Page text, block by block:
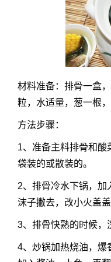
材料准备：排骨一盒
粒，水适量，葱一根
方法步骤：
1、准备主料排骨和酸
袋装的或散装的。
2、排骨冷水下锅，加
沫子撇去，改小火盖盖
3、排骨快熟的时候，
4、炒锅加热烧油，爆